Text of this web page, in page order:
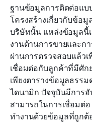
ฐานข้อมูลการติดต่อแบ
โครงสร้างเกี่ยวกับข้อ
บริษัทนั้น แหล่งข้อมูลนี้
งานด้านการขายและก
ผ่านการตรวจสอบแล้ว
เชื่อมต่อกับลูกค้าที่มีศั
เพียงตารางข้อมูลธรร
ไดนามิก ปัจจุบันมีการ
สามารถในการเชื่อมต่
ทำงานด้วยข้อมูลที่ถูกต้
คุณภาพ
การเปรียบเทียบเค
ที่สุด
คุณสมบัติหลักที่เครื่
B2B ต้องมี
วิธีเลือกเครื่องมือฐ